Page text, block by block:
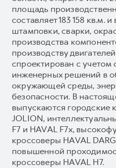
площадь
составляет 183 158 кв.м.
штамповки, сварки,
производства
производству
спроектирован с учетом
инженерных решений в
окружающей среды,
безопасности. В
выпускаются городские
JOLION,
F7 и HAVAL F7x,
кроссоверы HAVAL
повышенной
кроссоверы HAVAL H7.